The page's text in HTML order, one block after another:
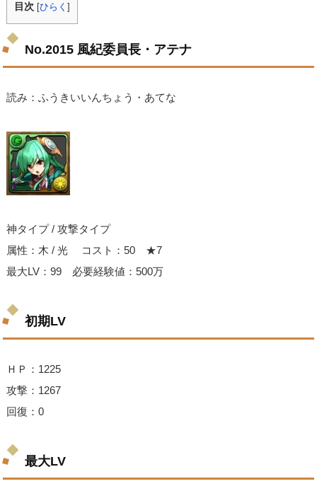
目次 [ひらく]
No.2015 風紀委員長・アテナ
読み：ふうきいいんちょう・あてな
神タイプ / 攻撃タイプ
属性：木 / 光 コスト：50 ★7
最大LV：99 必要経験値：500万
初期LV
ＨＰ：1225
攻撃：1267
回復：0
最大LV